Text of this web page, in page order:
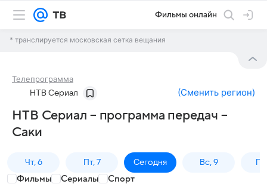
Фильмы онлайн
* транслируется московская сетка вещания
Телепрограмма
НТВ Сериал (Сменить регион)
НТВ Сериал – программа передач –
Саки
Чт, 6 Пт, 7 Сегодня Вс, 9
Фильмы Сериалы Спорт